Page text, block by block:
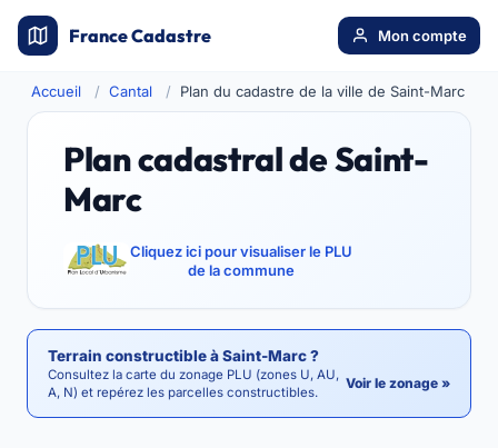
France Cadastre Mon compte
Accueil Cantal Plan du cadastre de la ville de Saint-Marc
Plan cadastral de Saint-
Marc
Cliquez ici pour visualiser le PLU
de la commune
Terrain constructible à Saint-Marc ?
Consultez la carte du zonage PLU (zones U, AU,
A, N) et repérez les parcelles constructibles.
Voir le zonage »